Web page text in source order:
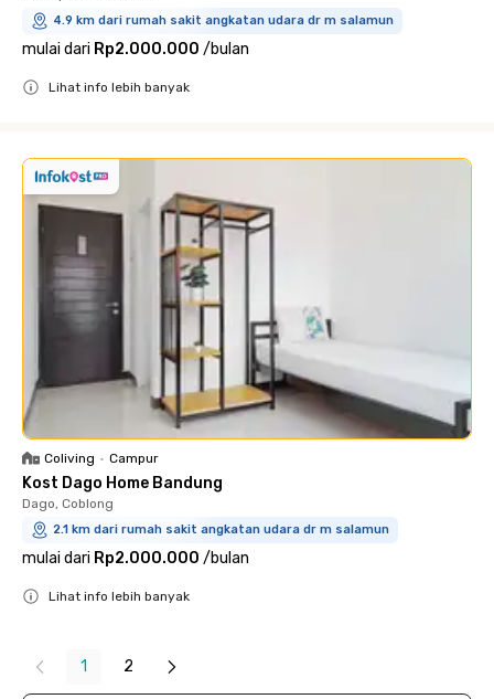
4.9 km dari rumah sakit angkatan udara dr m salamun
mulai dari Rp2.000.000 /bulan
Lihat info lebih banyak
Coliving • Campur
Kost Dago Home Bandung
Dago, Coblong
2.1 km dari rumah sakit angkatan udara dr m salamun
mulai dari Rp2.000.000 /bulan
Lihat info lebih banyak
1 2